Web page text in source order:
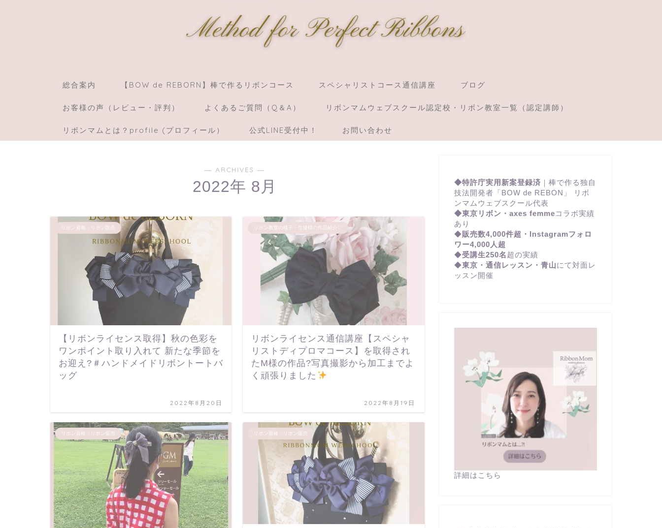
総合案内 【BOW de REBORN】棒で作るリボンコース スペシャリストコース通信講座 ブログ
お客様の声（レビュー・評判） よくあるご質問（Q＆A） リボンマムウェブスクール認定校・リボン教室一覧（認定講師）
リボンマムとは？profile (プロフィール） 公式LINE受付中！ お問い合わせ
― ARCHIVES ―
2022年 8月
リボン資格・リボン販売
【リボンライセンス取得】秋の色彩を
ワンポイント取り入れて 新たな季節を
お迎え?＃ハンドメイドリボントートバ
ッグ
2022年8月20日
リボン教室の様子・生徒様の作品紹介♡
リボンライセンス通信講座【スペシャ
リストディプロマコース】を取得され
たM様の作品?写真撮影から加工までよ
く頑張りました
2022年8月19日
リボン資格・リボン販売 リボン資格・リボン販売
◆特許庁実用新案登録済 ｜棒で作る独自
技法開発者「BOW de REBON」 リボ
ンマムウェブスクール代表
◆東京リボン・axes femmeコラボ実績
あり
◆販売数4,000件超・Instagramフォロ
ワー4,000人超
◆受講生250名 超の実績
◆東京・通信レッスン・青山にて対面レ
ッスン開催
詳細はこちら